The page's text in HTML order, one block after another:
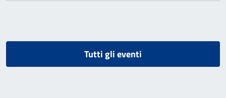
Tutti gli eventi